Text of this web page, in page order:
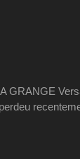
GRANGE